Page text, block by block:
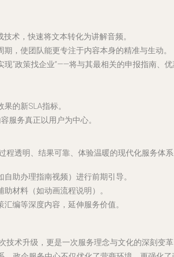
术，快速将文本转化为讲解音频。
，使团队能更专注于内容本身的精准与生动。
“政策找企业”——将与其最相关的申报指南、
的新SLA指标。
服务真正以用户为中心。
透明、结果可靠、体验温暖的现代化服务体系
助办理指南视频）进行前期引导。
材料（如动画流程说明）。
编等深度内容，延伸服务价值。
术升级，更是一次服务理念与文化的深刻变